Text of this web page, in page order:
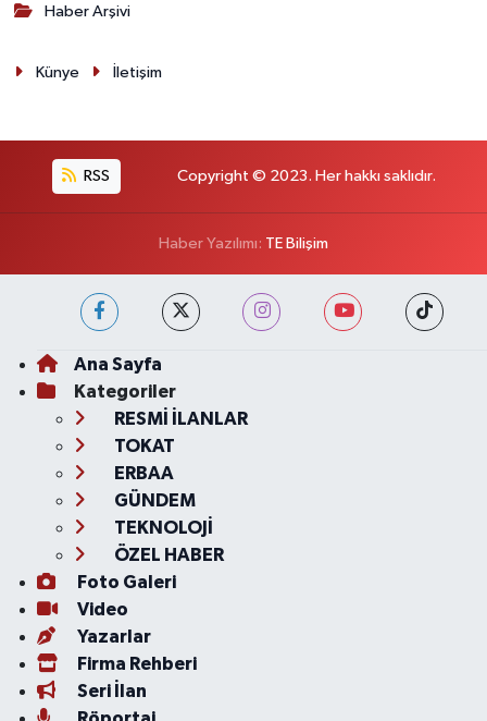
Haber Arşivi
Künye İletişim
RSS Copyright © 2023. Her hakkı saklıdır.
Haber Yazılımı: TE Bilişim
Ana Sayfa
Kategoriler
RESMİ İLANLAR
TOKAT
ERBAA
GÜNDEM
TEKNOLOJİ
ÖZEL HABER
Foto Galeri
Video
Yazarlar
Firma Rehberi
Seri İlan